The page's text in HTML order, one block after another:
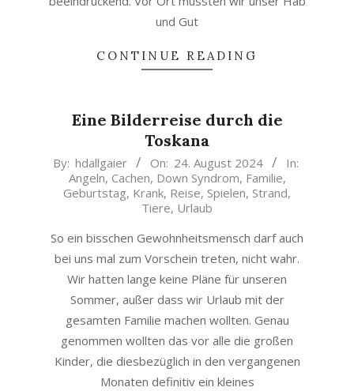
und Gut
CONTINUE READING
Eine Bilderreise durch die
Toskana
2024-
By: hdallgaier On: 24. August 2024
In:
Angeln, Cachen, Down Syndrom, Familie,
Geburtstag, Krank, Reise, Spielen, Strand,
Tiere, Urlaub
So ein bisschen Gewohnheitsmensch darf auch
bei uns mal zum Vorschein treten, nicht wahr.
Wir hatten lange keine Pläne für unseren
Sommer, außer dass wir Urlaub mit der
gesamten Familie machen wollten. Genau
genommen wollten das vor alle die großen
Kinder, die diesbezüglich in den vergangenen
Monaten definitiv ein kleines